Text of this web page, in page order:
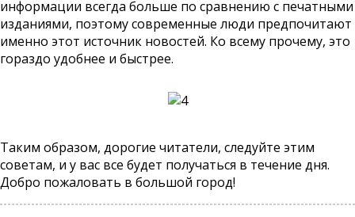
информации всегда больше по сравнению с печатными
изданиями, поэтому современные люди предпочитают
именно этот источник новостей. Ко всему прочему, это
гораздо удобнее и быстрее.
Таким образом, дорогие читатели, следуйте этим
советам, и у вас все будет получаться в течение дня.
Добро пожаловать в большой город!